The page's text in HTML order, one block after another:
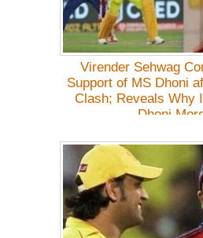
Virender Sehwag
Support of MS Dhoni
Clash; Reveals Why
Dhoni